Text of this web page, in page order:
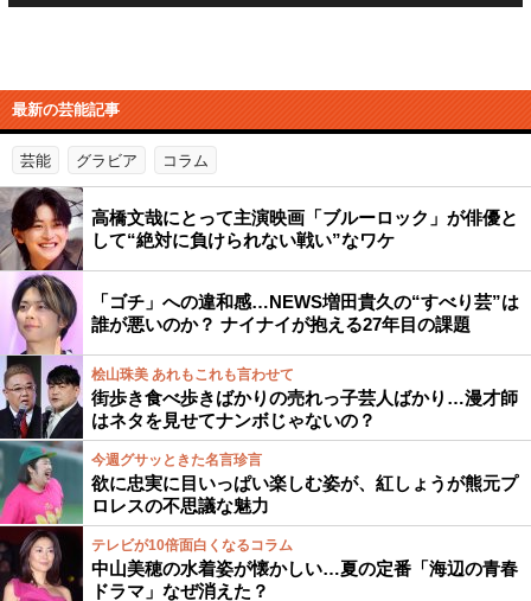
最新の芸能記事
芸能 グラビア コラム
高橋文哉にとって主演映画「ブルーロック」が俳優と
して“絶対に負けられない戦い”なワケ
「ゴチ」への違和感…NEWS増田貴久の“すべり芸”は
誰が悪いのか？ ナイナイが抱える27年目の課題
桧山珠美 あれもこれも言わせて
街歩き食べ歩きばかりの売れっ子芸人ばかり…漫才師
はネタを見せてナンボじゃないの？
今週グサッときた名言珍言
欲に忠実に目いっぱい楽しむ姿が、紅しょうが熊元プ
ロレスの不思議な魅力
テレビが10倍面白くなるコラム
中山美穂の水着姿が懐かしい…夏の定番「海辺の青春
ドラマ」なぜ消えた？